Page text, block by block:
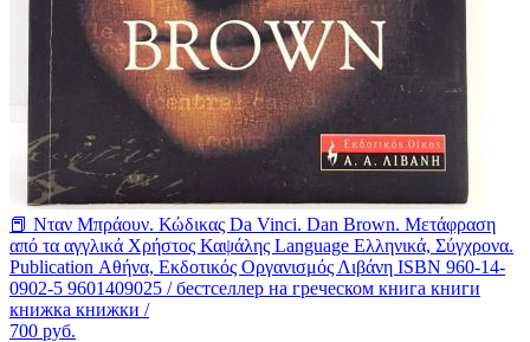
📕 Νταν Μπράουν. Κώδικας Da Vinci. Dan Brown. Μετάφραση
από τα αγγλικά Χρήστος Καψάλης Language Ελληνικά, Σύγχρονα.
Publication Αθήνα, Εκδοτικός Οργανισμός Λιβάνη ISBN 960-14-
0902-5 9601409025 / бестселлер на греческом книга книги
книжка книжки /
700 руб.